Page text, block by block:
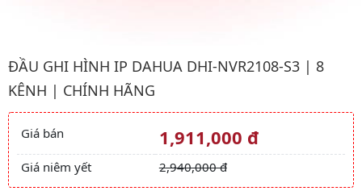
Hình ảnh đại diện của sản phẩm Đầu ghi hình IP Dahua DHI-
ĐẦU GHI HÌNH IP DAHUA DHI-NVR2108-S3 | 8
KÊNH | CHÍNH HÃNG
Giá và khuyến mãi
Giá bán 1,911,000 đ
Giá niêm yết 2,940,000 đ